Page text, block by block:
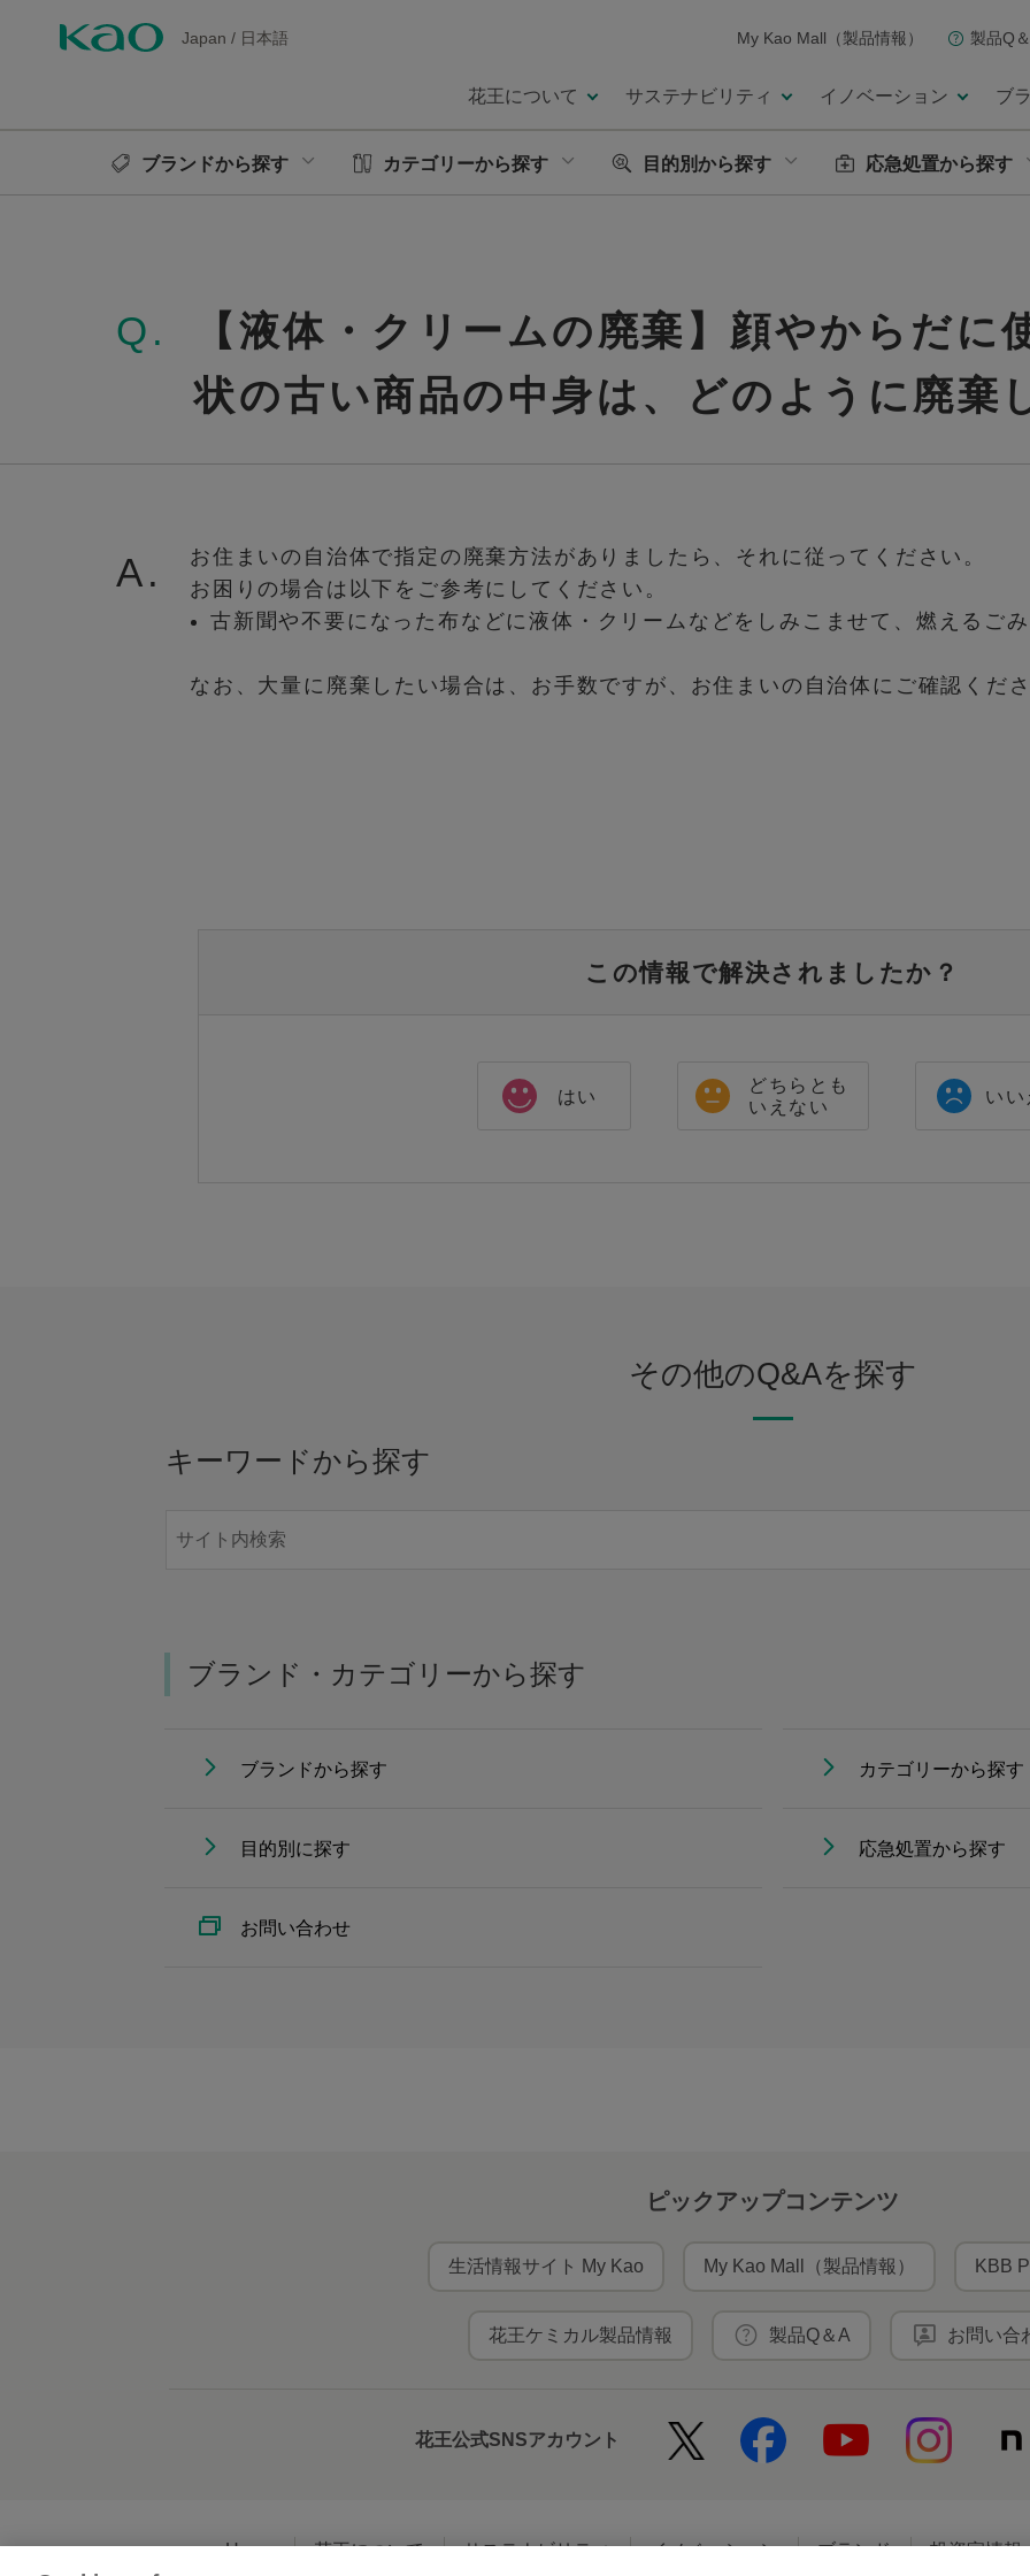
Japan / 日本語 My Kao Mall（製品情報） 製品Q
花王について サステナビリティ イノベーション ブ
ブランドから探す カテゴリーから探す 目的別から探す 応急処置から探す
Q.
【液体・クリームの廃棄】顔やからだに
状の古い商品の中身は、どのように廃棄
A.
お住まいの自治体で指定の廃棄方法がありましたら、それに従ってください。
お困りの場合は以下をご参考にしてください。
古新聞や不要になった布などに液体・クリームなどをしみこませて、燃えるご
なお、大量に廃棄したい場合は、お手数ですが、お住まいの自治体にご確認くだ
この情報で解決されましたか？
はい
どちらとも
いえない
いい
その他のQ&Aを探す
キーワードから探す
ブランド・カテゴリーから探す
ブランドから探す カテゴリーから探す
目的別に探す 応急処置から探す
お問い合わせ
ピックアップコンテンツ
生活情報サイト My Kao My Kao Mall（製品情報） KBB
花王ケミカル製品情報 製品Q＆A お問い合
花王公式SNSアカウント
Home 花王について サステナビリティ イノベーション ブランド 投資家情報